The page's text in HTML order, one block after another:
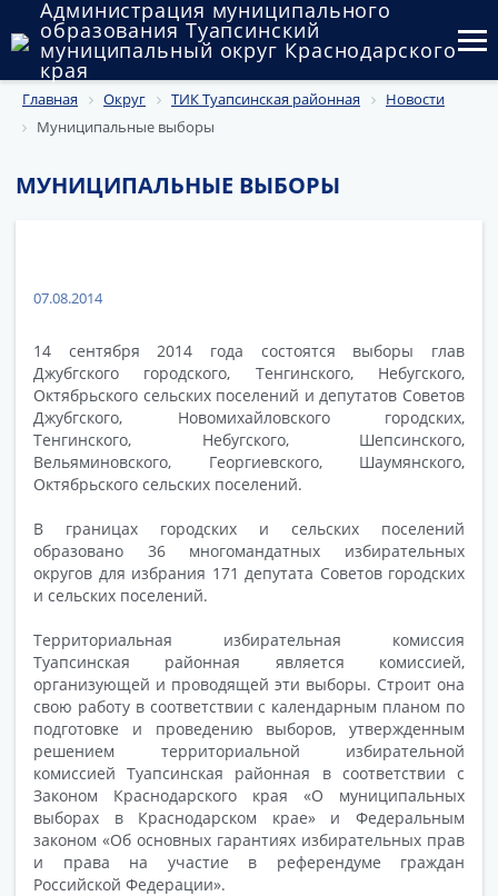
Администрация муниципального
образования Туапсинский
муниципальный округ Краснодарского
края
Округ
Муниципальные закупки
Муниципальное имущество
Публичные слушания и общественные обсуждения
Документы
Главная Округ ТИК Туапсинская районная
Новости
Муниципальные выборы
МУНИЦИПАЛЬНЫЕ ВЫБОРЫ
07.08.2014
14 сентября 2014 года состоятся выборы глав
Джубгского городского, Тенгинского, Небугского,
Октябрьского сельских поселений и депутатов Советов
Джубгского, Новомихайловского городских,
Тенгинского, Небугского, Шепсинского,
Вельяминовского, Георгиевского, Шаумянского,
Октябрьского сельских поселений.
В границах городских и сельских поселений
образовано 36 многомандатных избирательных
округов для избрания 171 депутата Советов городских
и сельских поселений.
Территориальная избирательная комиссия
Туапсинская районная является комиссией,
организующей и проводящей эти выборы. Строит она
свою работу в соответствии с календарным планом по
подготовке и проведению выборов, утвержденным
решением территориальной избирательной
комиссией Туапсинская районная в соответствии с
Законом Краснодарского края «О муниципальных
выборах в Краснодарском крае» и Федеральным
законом «Об основных гарантиях избирательных прав
и права на участие в референдуме граждан
Российской Федерации».